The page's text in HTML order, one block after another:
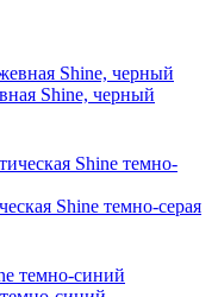
Shine, черный
Shine темно-серая